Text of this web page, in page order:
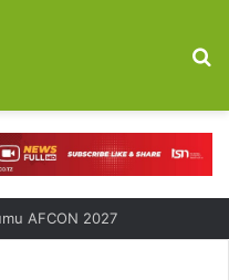
AFCON 2027